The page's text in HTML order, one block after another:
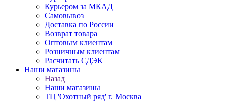
Курьером за МКАД
Самовывоз
Доставка по России
Возврат товара
Оптовым клиентам
Розничным клиентам
Расчитать СДЭК
Наши магазины
Назад
Наши магазины
ТЦ 'Охотный ряд' г. Москва